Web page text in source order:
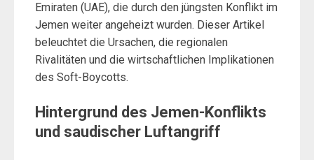
Emiraten (UAE), die durch den jüngsten Konflikt im
Jemen weiter angeheizt wurden. Dieser Artikel
beleuchtet die Ursachen, die regionalen
Rivalitäten und die wirtschaftlichen Implikationen
des Soft-Boycotts.
Hintergrund des Jemen-Konflikts
und saudischer Luftangriff